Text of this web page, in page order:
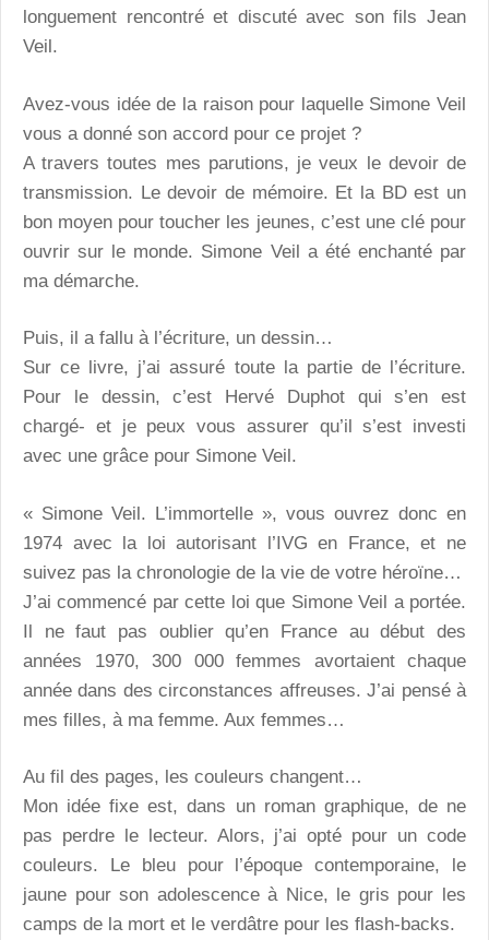
longuement rencontré et discuté avec son fils Jean
Veil.
Avez-vous idée de la raison pour laquelle Simone Veil
vous a donné son accord pour ce projet ?
A travers toutes mes parutions, je veux le devoir de
transmission. Le devoir de mémoire. Et la BD est un
bon moyen pour toucher les jeunes, c’est une clé pour
ouvrir sur le monde. Simone Veil a été enchanté par
ma démarche.
Puis, il a fallu à l’écriture, un dessin…
Sur ce livre, j’ai assuré toute la partie de l’écriture.
Pour le dessin, c’est Hervé Duphot qui s’en est
chargé- et je peux vous assurer qu’il s’est investi
avec une grâce pour Simone Veil.
« Simone Veil. L’immortelle », vous ouvrez donc en
1974 avec la loi autorisant l’IVG en France, et ne
suivez pas la chronologie de la vie de votre héroïne…
J’ai commencé par cette loi que Simone Veil a portée.
Il ne faut pas oublier qu’en France au début des
années 1970, 300 000 femmes avortaient chaque
année dans des circonstances affreuses. J’ai pensé à
mes filles, à ma femme. Aux femmes…
Au fil des pages, les couleurs changent…
Mon idée fixe est, dans un roman graphique, de ne
pas perdre le lecteur. Alors, j’ai opté pour un code
couleurs. Le bleu pour l’époque contemporaine, le
jaune pour son adolescence à Nice, le gris pour les
camps de la mort et le verdâtre pour les flash-backs.